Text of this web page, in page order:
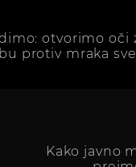
otvorimo
protiv mraka
Kako javno